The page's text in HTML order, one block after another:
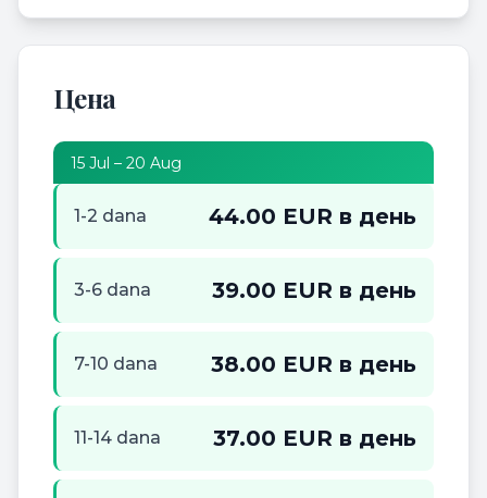
Цена
15 Jul – 20 Aug
1-2 dana 44.00 EUR в день
3-6 dana 39.00 EUR в день
7-10 dana 38.00 EUR в день
11-14 dana 37.00 EUR в день